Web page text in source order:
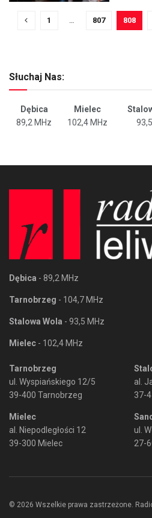
1 … 807 808
Słuchaj Nas:
Dębica Mielec
89,2 MHz
102,4 MHz
Dębica - 89,2 MHz
Tarnobrzeg - 104,7 MHz
Stalowa Wola - 93,5 MHz
Mielec - 102,4 MHz
Tarnobrzeg
ul. Wyspiańskiego 12/5
39-400 Tarnobrzeg
Mielec
al. Niepodległości 12
39-300 Mielec
al.
37-
ul.
27-
© 2026 Wszelkie prawa zastrzeżone.